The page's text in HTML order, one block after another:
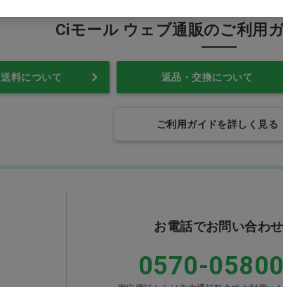
Ciモール ウェブ通販のご利用
送料について 返品・交換について
ご利用ガイドを詳しく見る
お電話でお問い合わせ
0570-